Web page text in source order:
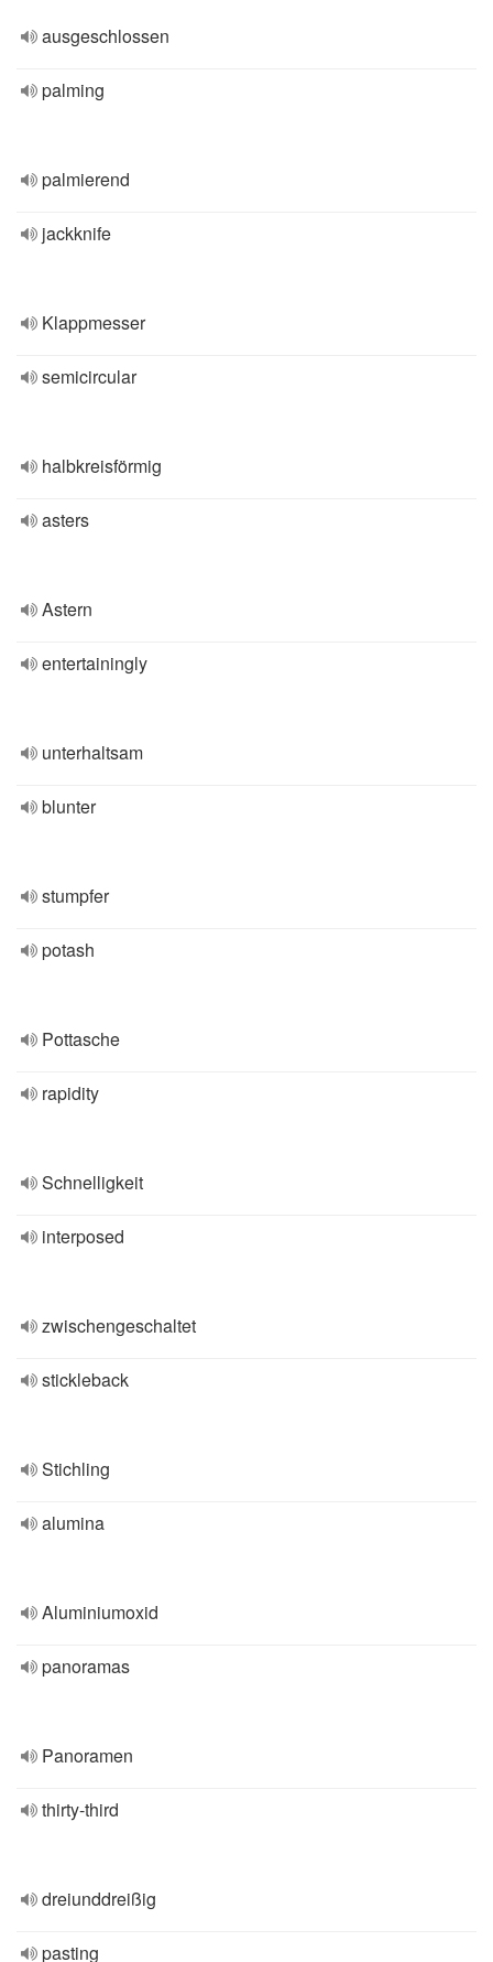
ausgeschlossen
palming
palmierend
jackknife
Klappmesser
semicircular
halbkreisförmig
asters
Astern
entertainingly
unterhaltsam
blunter
stumpfer
potash
Pottasche
rapidity
Schnelligkeit
interposed
zwischengeschaltet
stickleback
Stichling
alumina
Aluminiumoxid
panoramas
Panoramen
thirty-third
dreiunddreißig
pasting